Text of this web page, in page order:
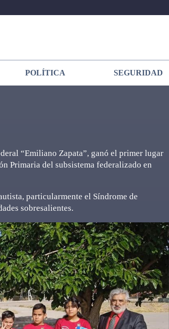
POLÍTICA SEGURIDAD
“Emiliano Zapata”, ganó el primer lugar
Primaria del subsistema federalizado en
particularmente el Síndrome de
sobresalientes.